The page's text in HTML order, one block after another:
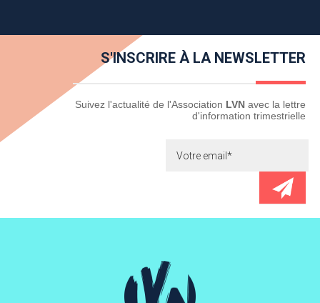
S'INSCRIRE À LA NEWSLETTER
Newsletter Suivez l'actualité de l'Association LVN avec la lettre
d'information trimestrielle